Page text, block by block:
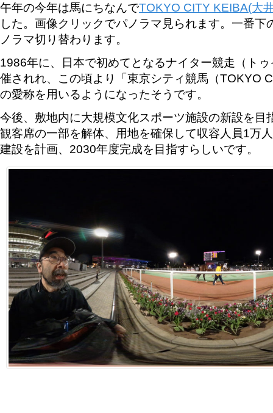
午年の今年は馬にちなんでTOKYO CITY KEIBA(大
した。画像クリックでパノラマ見られます。一番
ノラマ切り替わります。
1986年に、日本で初めてとなるナイター競走（ト
催されれ、この頃より「東京シティ競馬（TOKYO
の愛称を用いるようになったそうです。
今後、敷地内に大規模文化スポーツ施設の新設を目
観客席の一部を解体、用地を確保して収容人員1万
建設を計画、2030年度完成を目指すらしいです。